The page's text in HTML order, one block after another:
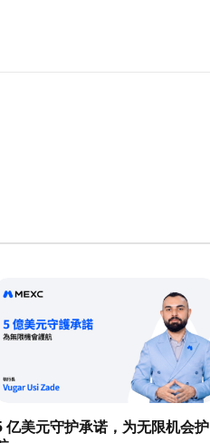
亿美元守护承诺，为无限机会护